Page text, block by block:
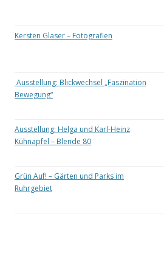
Kersten Glaser – Fotografien
Ausstellung: Blickwechsel „Faszination
Bewegung“
Ausstellung: Helga und Karl-Heinz
Kühnapfel – Blende 80
Grün Auf! – Gärten und Parks im
Ruhrgebiet